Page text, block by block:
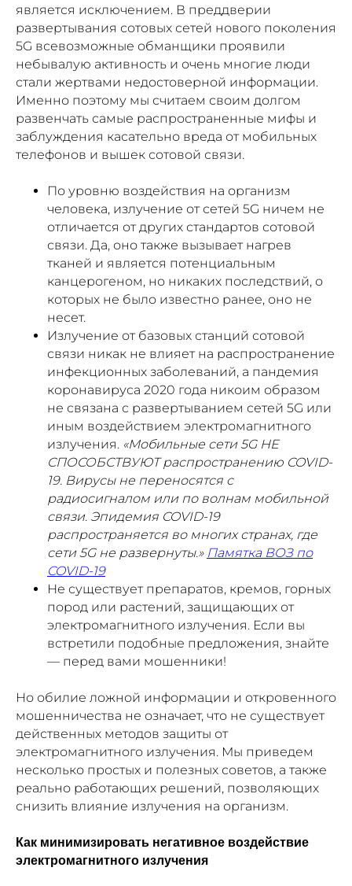
является исключением. В преддверии
развертывания сотовых сетей нового поколения
5G всевозможные обманщики проявили
небывалую активность и очень многие люди
стали жертвами недостоверной информации.
Именно поэтому мы считаем своим долгом
развенчать самые распространенные мифы и
заблуждения касательно вреда от мобильных
телефонов и вышек сотовой связи.
По уровню воздействия на организм
человека, излучение от сетей 5G ничем не
отличается от других стандартов сотовой
связи. Да, оно также вызывает нагрев
тканей и является потенциальным
канцерогеном, но никаких последствий, о
которых не было известно ранее, оно не
несет.
Излучение от базовых станций сотовой
связи никак не влияет на распространение
инфекционных заболеваний, а пандемия
коронавируса 2020 года никоим образом
не связана с развертыванием сетей 5G или
иным воздействием электромагнитного
излучения. «Мобильные сети 5G НЕ
СПОСОБСТВУЮТ распространению COVID-
19. Вирусы не переносятся с
радиосигналом или по волнам мобильной
связи. Эпидемия COVID-19
распространяется во многих странах, где
сети 5G не развернуты.» Памятка ВОЗ по
COVID-19
Не существует препаратов, кремов, горных
пород или растений, защищающих от
электромагнитного излучения. Если вы
встретили подобные предложения, знайте
— перед вами мошенники!
Но обилие ложной информации и откровенного
мошенничества не означает, что не существует
действенных методов защиты от
электромагнитного излучения. Мы приведем
несколько простых и полезных советов, а также
реально работающих решений, позволяющих
снизить влияние излучения на организм.
Как минимизировать негативное воздействие
электромагнитного излучения